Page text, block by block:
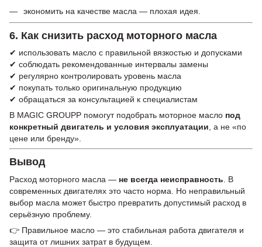
экономить на качестве масла — плохая идея.
6. Как снизить расход моторного масла
✔ использовать масло с правильной вязкостью и допусками
✔ соблюдать рекомендованные интервалы замены
✔ регулярно контролировать уровень масла
✔ покупать только оригинальную продукцию
✔ обращаться за консультацией к специалистам
В MAGIC GROUPP помогут подобрать моторное масло под
конкретный двигатель и условия эксплуатации , а не «по
цене или бренду».
Вывод
Расход моторного масла — не всегда неисправность . В
современных двигателях это часто норма. Но неправильный
выбор масла может быстро превратить допустимый расход в
серьёзную проблему.
👉 Правильное масло — это стабильная работа двигателя и
защита от лишних затрат в будущем.